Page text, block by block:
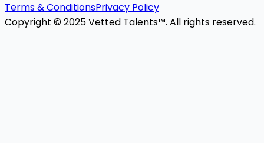
Terms & ConditionsPrivacy Policy
Copyright © 2025 Vetted Talents™. All rights reserved.